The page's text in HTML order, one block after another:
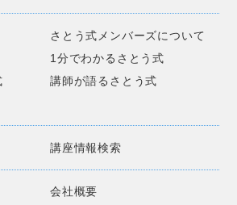
さとう式メンバーズについて
1分でわかるさとう式
講師が語るさとう式
講座情報検索
会社概要